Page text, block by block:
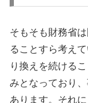
そもそも財務省
ることすら考え
り換えを続ける
みとなっており
あります。それ